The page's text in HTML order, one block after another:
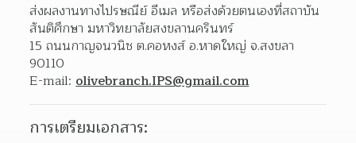
ส่งผลงานทางไปรษณีย์ อีเมล หรือส่งด้วยตนเองที่สถาบัน
สันติศึกษา มหาวิทยาลัยสงขลานครินทร์
15 ถนนกาญจนวนิช ต.คอหงส์ อ.หาดใหญ่ จ.สงขลา
90110
E-mail: olivebranch.IPS@gmail.com
การเตรียมเอกสาร: